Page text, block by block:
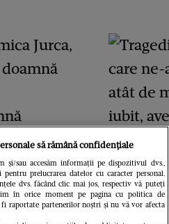
să rămână confidențiale
și/sau accesăm informații pe dispozitivul dvs.,
prelucrarea datelor cu caracter personal.
dvs. făcând clic mai jos, respectiv vă puteți
în orice moment pe pagina cu politica de
raportate partenerilor noștri și nu vă vor afecta